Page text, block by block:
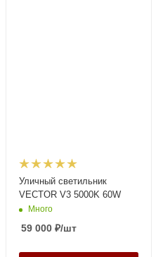
Уличный светильник
VECTOR V3 5000K 60W
Много
59 000₽/шт